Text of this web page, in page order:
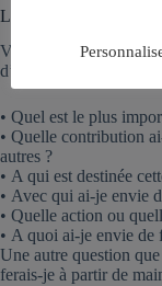
Les questions à se
Voici quelques
d’être :
• Quel est le plus
• Quelle contribution
autres ?
• A qui est destinée
• Avec qui ai-je envie
• Quelle action ou
• A quoi ai-je envie de
Une autre question
ferais-je à partir de